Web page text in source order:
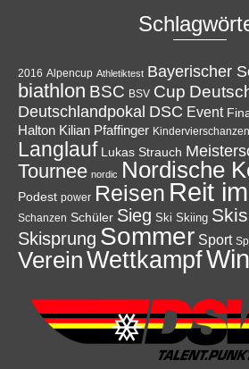
2016 Alpencup Athletiktest Bayerischer
biathlon BSC BSV Cup
Deutschlandpokal DSC Event
Halton Kilian Pfaffinger
Langlauf Lukas Strauch
Tournee nordic Nordische
Podest power Reisen Reit
Schanzen Schüler Sieg Ski Skiing
Skisprung Sommer Sport
VereinWettkampf